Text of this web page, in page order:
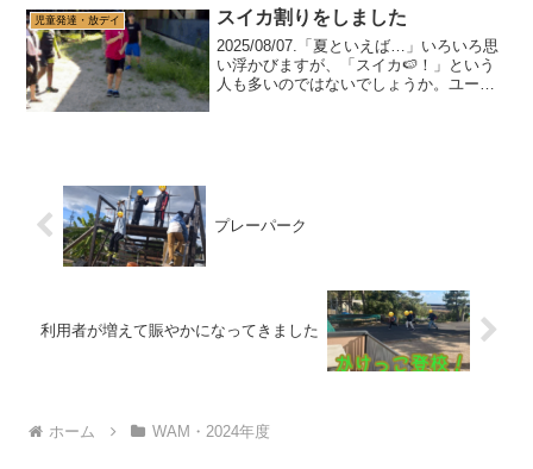
魔しました。地元に貢献している会社な
ので...
児童発達・放デイ スイカ割りをしました
2025/08/07.「夏といえば…」いろいろ思
い浮かびますが、「スイカ🍉！」という
人も多いのではないでしょうか。ユーカ
プレーパーク
利用者が増えて賑やかになってきました
ホーム WAM・2024年度